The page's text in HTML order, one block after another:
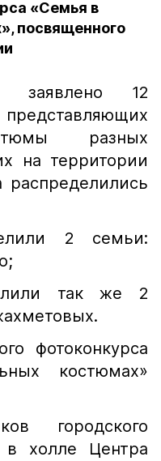
«Семья в
посвященного
заявлено 12
разных
на территории
2 семьи:
так же 2
фотоконкурса
костюмах»
городского
в холле Центра